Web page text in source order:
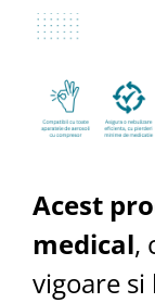
Acest
medical,
vigoare